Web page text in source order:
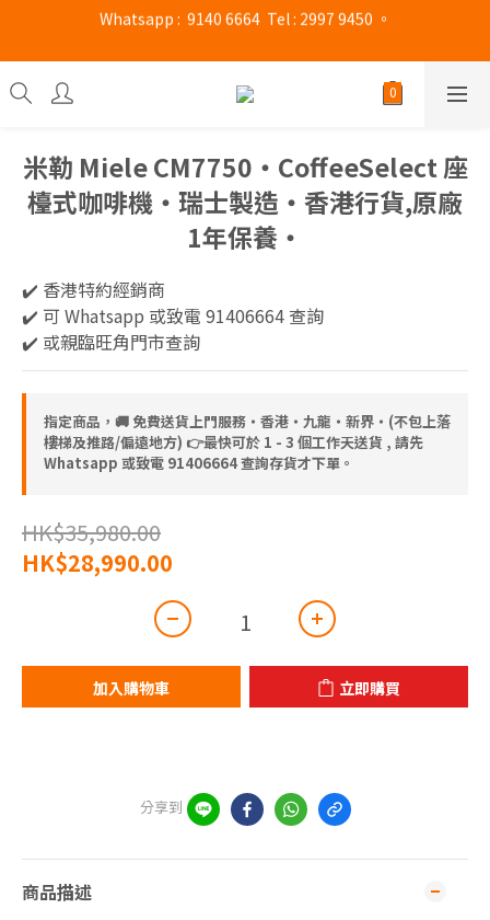
旺角門市營業時間 : (星期一至六 13:00 - 21:00 / 星期日及公眾假期
旺角門市營業時間 : (星期一至六 13:00 - 21:00 / 星期日及公眾假期
米勒 Miele CM7750‧CoffeeSelect 座
檯式咖啡機‧瑞士製造‧香港行貨,原廠
1年保養‧
✔️ 香港特約經銷商
✔️ 可 Whatsapp 或致電 91406664 查詢
✔️ 或親臨旺角門市查詢
指定商品，🚚 免費送貨上門服務‧香港‧九龍‧新界‧(不包上落
樓梯及推路/偏遠地方) 👉最快可於 1 - 3 個工作天送貨 , 請先
Whatsapp 或致電 91406664 查詢存貨才下單。
HK$35,980.00
HK$28,990.00
加入購物車 立即購買
分享到
商品描述